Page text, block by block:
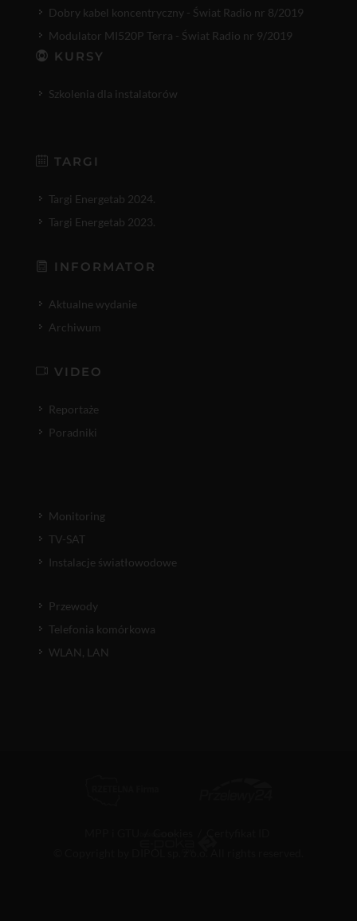
Dobry kabel koncentryczny - Świat Radio nr 8/2019
Modulator MI520P Terra - Świat Radio nr 9/2019
KURSY
Szkolenia dla instalatorów
TARGI
Targi Energetab 2024.
Targi Energetab 2023.
INFORMATOR
Aktualne wydanie
Archiwum
VIDEO
Reportaże
Poradniki
Monitoring
TV-SAT
Instalacje światłowodowe
Przewody
Telefonia komórkowa
WLAN, LAN